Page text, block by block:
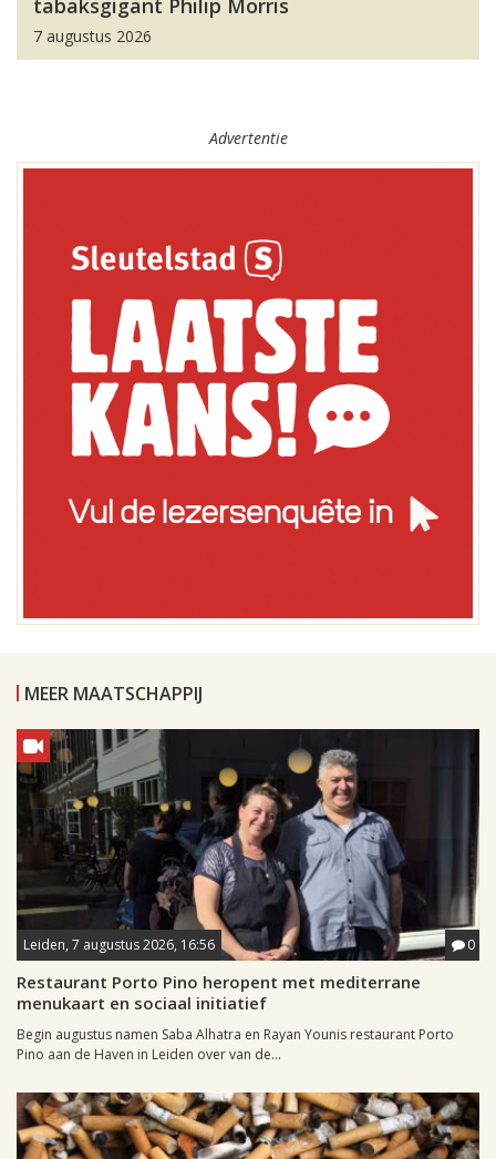
tabaksgigant Philip Morris
7 augustus 2026
Advertentie
MEER MAATSCHAPPIJ
Leiden, 7 augustus 2026, 16:56 0
Restaurant Porto Pino heropent met mediterrane
menukaart en sociaal initiatief
Begin augustus namen Saba Alhatra en Rayan Younis restaurant Porto
Pino aan de Haven in Leiden over van de...